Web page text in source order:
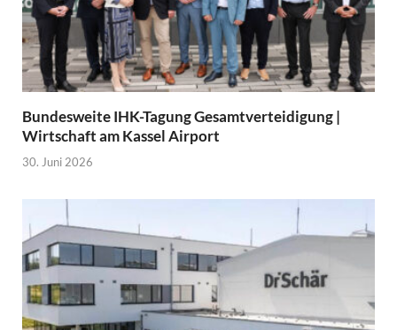
Bundesweite IHK-Tagung Gesamtverteidigung |
Wirtschaft am Kassel Airport
30. Juni 2026